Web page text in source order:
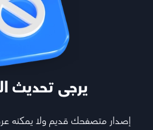
يرجى تحديث
إصدار متصفحك قديم ولا يمكنه